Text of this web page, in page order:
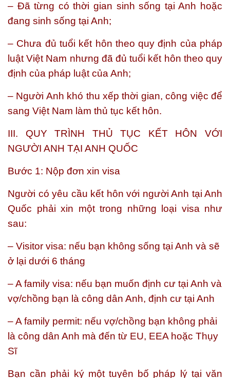
– Đã từng có thời gian sinh sống tại Anh hoặc
đang sinh sống tại Anh;
– Chưa đủ tuổi kết hôn theo quy định của pháp
luật Việt Nam nhưng đã đủ tuổi kết hôn theo quy
định của pháp luật của Anh;
– Người Anh khó thu xếp thời gian, công việc để
sang Việt Nam làm thủ tục kết hôn.
III. QUY TRÌNH THỦ TỤC KẾT HÔN VỚI
NGƯỜI ANH TẠI ANH QUỐC
Bước 1: Nộp đơn xin visa
Người có yêu cầu kết hôn với người Anh tại Anh
Quốc phải xin một trong những loại visa như
sau:
– Visitor visa: nếu bạn không sống tại Anh và sẽ
ở lại dưới 6 tháng
– A family visa: nếu bạn muốn định cư tại Anh và
vợ/chồng bạn là công dân Anh, định cư tại Anh
– A family permit: nếu vợ/chồng bạn không phải
là công dân Anh mà đến từ EU, EEA hoặc Thụy
Sĩ
Bạn cần phải ký một tuyên bố pháp lý tại văn